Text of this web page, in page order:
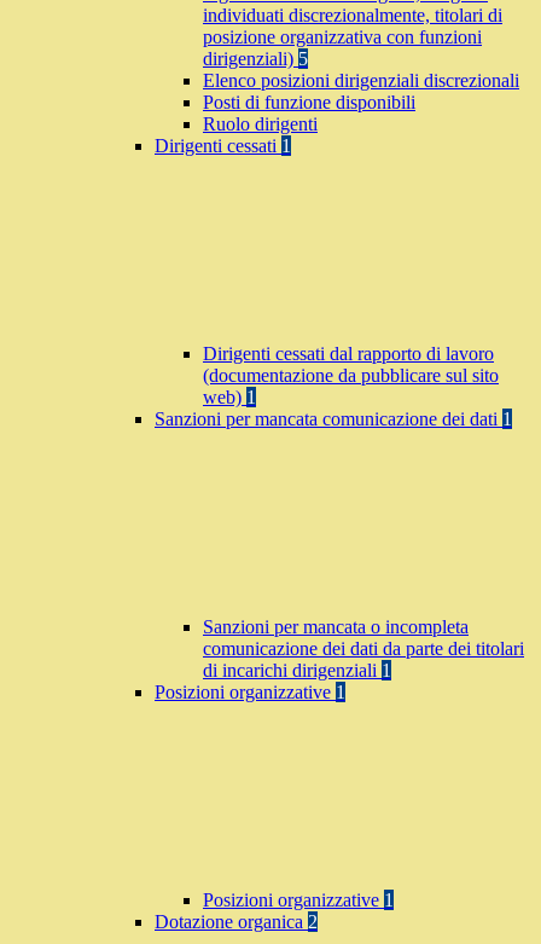
individuati discrezionalmente, titolari di
posizione organizzativa con funzioni
dirigenziali) 5
Elenco posizioni dirigenziali discrezionali
Posti di funzione disponibili
Ruolo dirigenti
Dirigenti cessati 1
Dirigenti cessati dal rapporto di lavoro
(documentazione da pubblicare sul sito
web) 1
Sanzioni per mancata comunicazione dei dati 1
Sanzioni per mancata o incompleta
comunicazione dei dati da parte dei titolari
di incarichi dirigenziali 1
Posizioni organizzative 1
Posizioni organizzative 1
Dotazione organica 2